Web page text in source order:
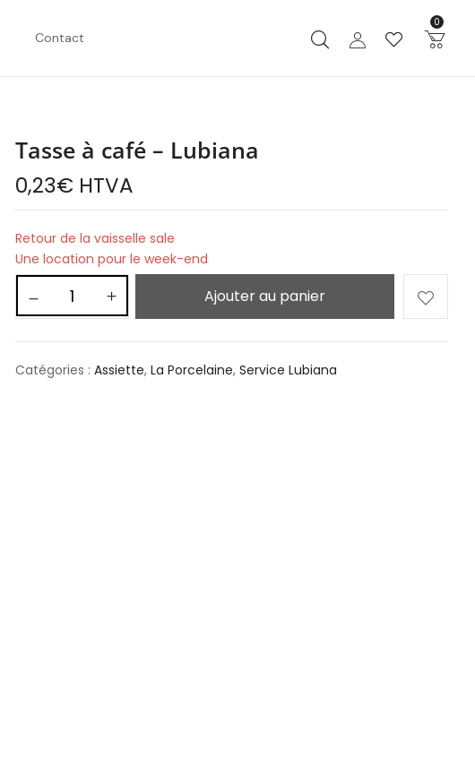
Contact
0
Tasse à café – Lubiana
0,23€ HTVA
Retour de la vaisselle sale
Une location pour le week-end
Ajouter au panier
Catégories :Assiette,La Porcelaine,Service Lubiana